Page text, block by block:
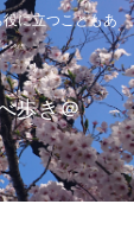
に立つこともあ
歩き＠